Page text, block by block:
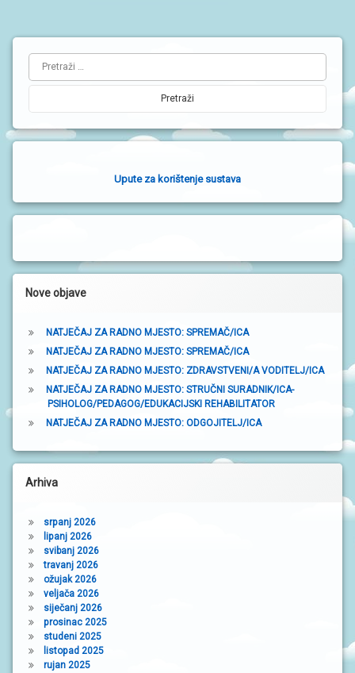
e
v
b
o
n
Upute za korištenje sustava
Nove objave
NATJEČAJ ZA RADNO MJESTO: SPREMAČ/ICA
NATJEČAJ ZA RADNO MJESTO: SPREMAČ/ICA
NATJEČAJ ZA RADNO MJESTO: ZDRAVSTVENI/A VODITELJ/ICA
NATJEČAJ ZA RADNO MJESTO: STRUČNI SURADNIK/ICA-
PSIHOLOG/PEDAGOG/EDUKACIJSKI REHABILITATOR
NATJEČAJ ZA RADNO MJESTO: ODGOJITELJ/ICA
Arhiva
srpanj 2026
lipanj 2026
svibanj 2026
travanj 2026
ožujak 2026
veljača 2026
siječanj 2026
prosinac 2025
studeni 2025
listopad 2025
rujan 2025